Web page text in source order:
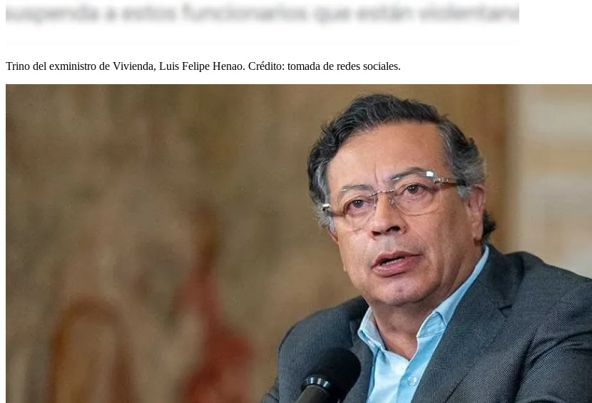
Trino del exministro de Vivienda, Luis Felipe Henao. Crédito: tomada de redes sociales.